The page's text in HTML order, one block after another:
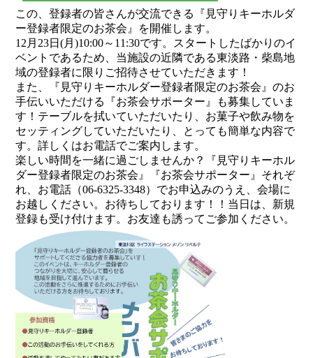
この、登録者の皆さんが交流できる『見守りキーホルダ
ー登録者限定のお茶会』を開催します。
12月23日(月)10:00～11:30です。スタートしたばかりのイ
ベントであるため、当施設の近隣である東淡路・柴島地
域の登録者に限りご招待させていただきます！
また、『見守りキーホルダー登録者限定のお茶会』のお
手伝いいただける『お茶会サポーター』も募集していま
す！テーブルを拭いていただいたり、お菓子や飲み物を
セッティングしていただいたり、とっても簡単な内容で
す。詳しくはお電話でご案内します。
楽しい時間を一緒に過ごしませんか？『見守りキーホル
ダー登録者限定のお茶会』『お茶会サポーター』それぞ
れ、お電話（06-6325-3348）でお申込みのうえ、会場に
お越しください。お待ちしております！！当日は、新規
登録も受け付けます。お友達も誘ってご参加ください。